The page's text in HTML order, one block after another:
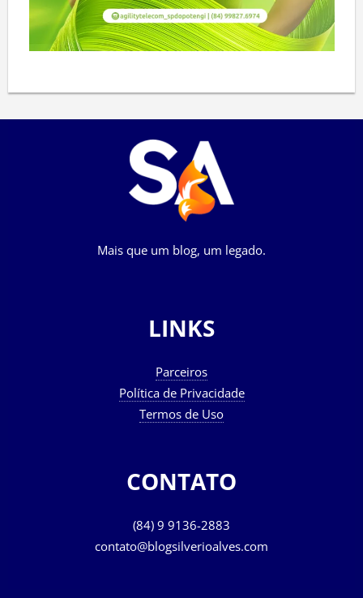
Mais que um blog, um legado.
LINKS
Parceiros
Política de Privacidade
Termos de Uso
CONTATO
(84) 9 9136-2883
contato@blogsilverioalves.com